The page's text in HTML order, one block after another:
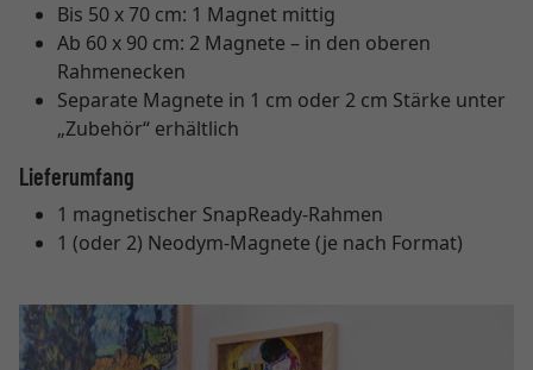
Bis 50 x 70 cm: 1 Magnet mittig
Ab 60 x 90 cm: 2 Magnete – in den oberen
Rahmenecken
Separate Magnete in 1 cm oder 2 cm Stärke unter
„Zubehör“ erhältlich
Lieferumfang
1 magnetischer SnapReady-Rahmen
1 (oder 2) Neodym-Magnete (je nach Format)